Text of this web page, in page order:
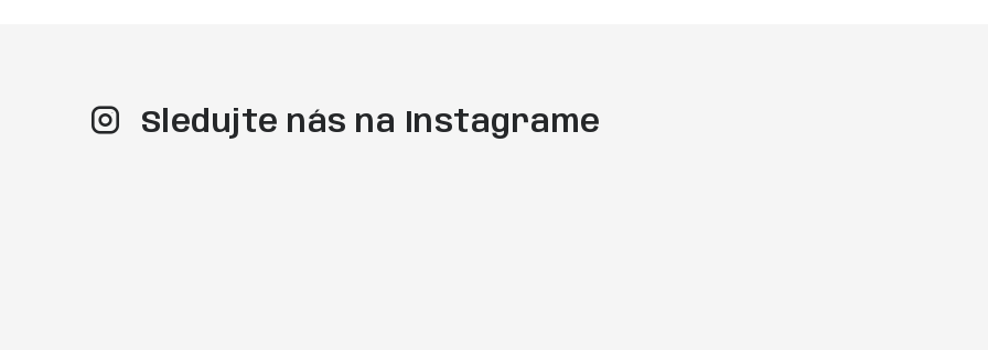
Sledujte nás na Instagrame